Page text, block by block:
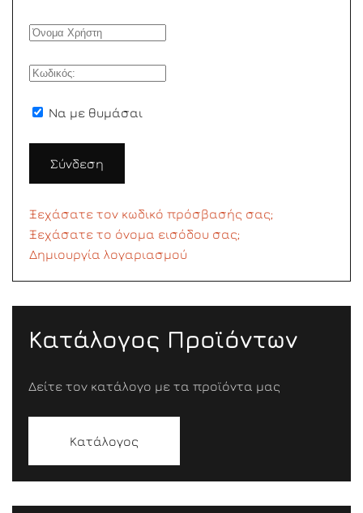
Να με θυμάσαι
Σύνδεση
Ξεχάσατε τον κωδικό πρόσβασής σας;
Ξεχάσατε το όνομα εισόδου σας;
Δημιουργία λογαριασμού
Κατάλογος Προϊόντων
Δείτε τον κατάλογο με τα προϊόντα μας
Κατάλογος